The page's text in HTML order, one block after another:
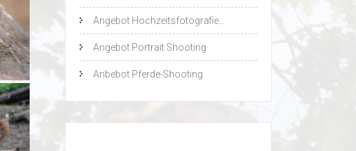
Angebot Hochzeitsfotografie…
Angebot Portrait Shooting
Anbebot Pferde-Shooting